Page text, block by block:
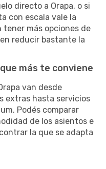
directo a Orapa, o si
con escala vale la
tener más opciones de
reducir bastante la
más te conviene
van desde
extras hasta servicios
Podés comparar
de los asientos e
la que se adapta